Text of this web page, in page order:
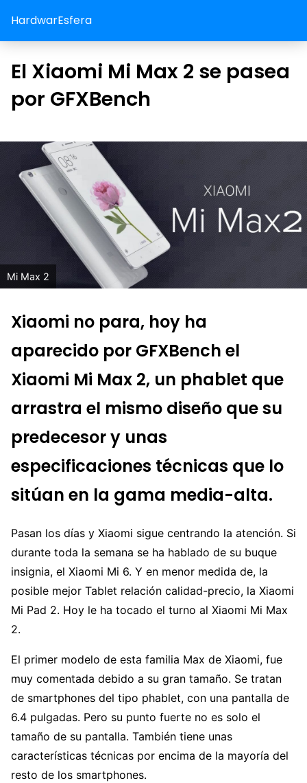
HardwarEsfera
El Xiaomi Mi Max 2 se pasea
por GFXBench
Mi Max 2
Xiaomi no para, hoy ha
aparecido por GFXBench el
Xiaomi Mi Max 2, un phablet que
arrastra el mismo diseño que su
predecesor y unas
especificaciones técnicas que lo
sitúan en la gama media-alta.
Pasan los días y Xiaomi sigue centrando la atención. Si
durante toda la semana se ha hablado de su buque
insignia, el Xiaomi Mi 6. Y en menor medida de, la
posible mejor Tablet relación calidad-precio, la Xiaomi
Mi Pad 2. Hoy le ha tocado el turno al Xiaomi Mi Max
2.
El primer modelo de esta familia Max de Xiaomi, fue
muy comentada debido a su gran tamaño. Se tratan
de smartphones del tipo phablet, con una pantalla de
6.4 pulgadas. Pero su punto fuerte no es solo el
tamaño de su pantalla. También tiene unas
características técnicas por encima de la mayoría del
resto de los smartphones.